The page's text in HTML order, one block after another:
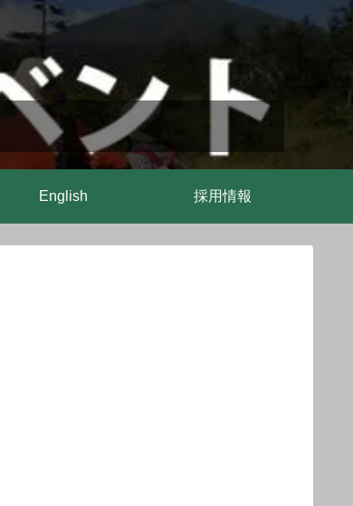
English 採用情報